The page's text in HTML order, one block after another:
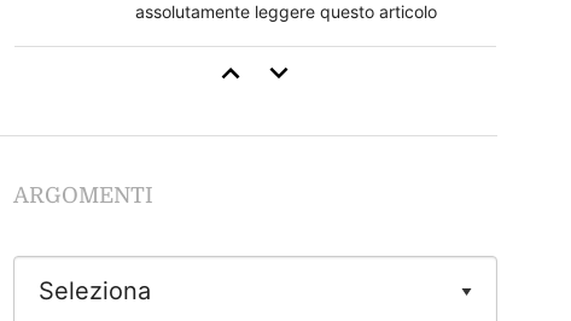
assolutamente leggere questo articolo
Come Stimolare il Clitoride
ARGOMENTI